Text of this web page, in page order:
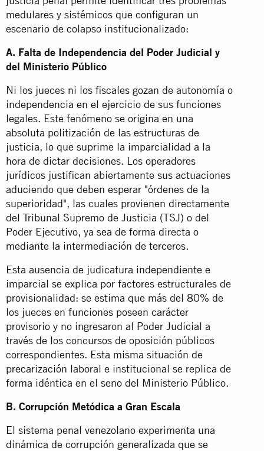
medulares y sistémicos que configuran un
escenario de colapso institucionalizado:
A. Falta de Independencia del Poder Judicial y
del Ministerio Público
Ni los jueces ni los fiscales gozan de autonomía o
independencia en el ejercicio de sus funciones
legales. Este fenómeno se origina en una
absoluta politización de las estructuras de
justicia, lo que suprime la imparcialidad a la
hora de dictar decisiones. Los operadores
jurídicos justifican abiertamente sus actuaciones
aduciendo que deben esperar "órdenes de la
superioridad", las cuales provienen directamente
del Tribunal Supremo de Justicia (TSJ) o del
Poder Ejecutivo, ya sea de forma directa o
mediante la intermediación de terceros.
Esta ausencia de judicatura independiente e
imparcial se explica por factores estructurales de
provisionalidad: se estima que más del 80% de
los jueces en funciones poseen carácter
provisorio y no ingresaron al Poder Judicial a
través de los concursos de oposición públicos
correspondientes. Esta misma situación de
precarización laboral e institucional se replica de
forma idéntica en el seno del Ministerio Público.
B. Corrupción Metódica a Gran Escala
El sistema penal venezolano experimenta una
dinámica de corrupción generalizada que se